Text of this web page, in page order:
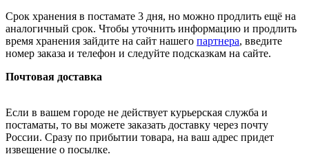
Срок хранения в постамате 3 дня, но можно продлить ещё на
аналогичный срок. Чтобы уточнить информацию и продлить
время хранения зайдите на сайт нашего партнера, введите
номер заказа и телефон и следуйте подсказкам на сайте.
Почтовая доставка
Если в вашем городе не действует курьерская служба и
постаматы, то вы можете заказать доставку через почту
России. Сразу по прибытии товара, на ваш адрес придет
извещение о посылке.